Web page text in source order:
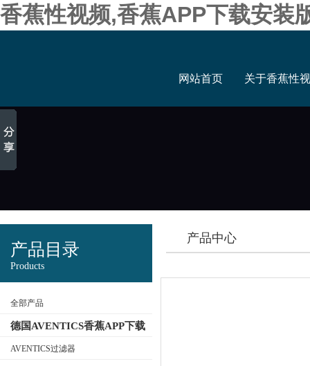
香蕉性视频,香蕉APP下载安装
网站首页 关于香蕉性
产品目录
Products
全部产品
德国AVENTICS香蕉APP下载
安装版
AVENTICS过滤器
产品中心